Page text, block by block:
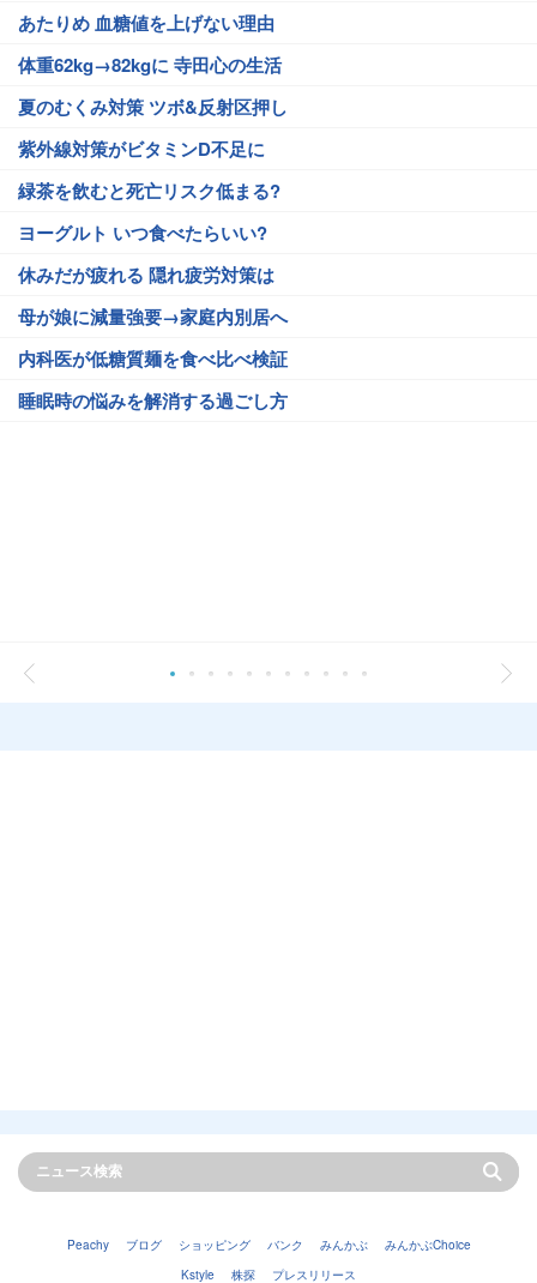
あたりめ 血糖値を上げない理由
体重62kg→82kgに 寺田心の生活
夏のむくみ対策 ツボ&反射区押し
紫外線対策がビタミンD不足に
緑茶を飲むと死亡リスク低まる?
ヨーグルト いつ食べたらいい?
休みだが疲れる 隠れ疲労対策は
母が娘に減量強要→家庭内別居へ
内科医が低糖質麺を食べ比べ検証
睡眠時の悩みを解消する過ごし方
Peachy ブログ ショッピング バンク みんかぶ
みんかぶChoice
Kstyle
株探 プレスリリース